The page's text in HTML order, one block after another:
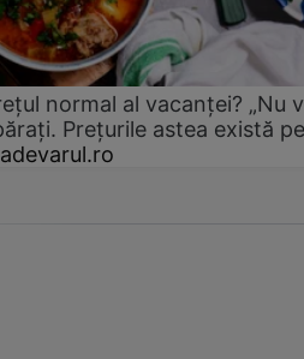
normal al vacanței? „Nu
Prețurile astea există
adevarul.ro